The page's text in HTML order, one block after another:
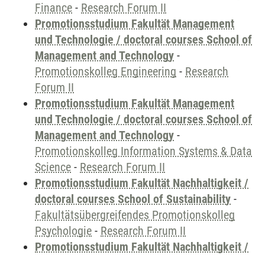
Finance - Research Forum II
Promotionsstudium Fakultät Management
und Technologie / doctoral courses School of
Management and Technology -
Promotionskolleg Engineering - Research
Forum II
Promotionsstudium Fakultät Management
und Technologie / doctoral courses School of
Management and Technology -
Promotionskolleg Information Systems & Data
Science - Research Forum II
Promotionsstudium Fakultät Nachhaltigkeit /
doctoral courses School of Sustainability -
Fakultätsübergreifendes Promotionskolleg
Psychologie - Research Forum II
Promotionsstudium Fakultät Nachhaltigkeit /